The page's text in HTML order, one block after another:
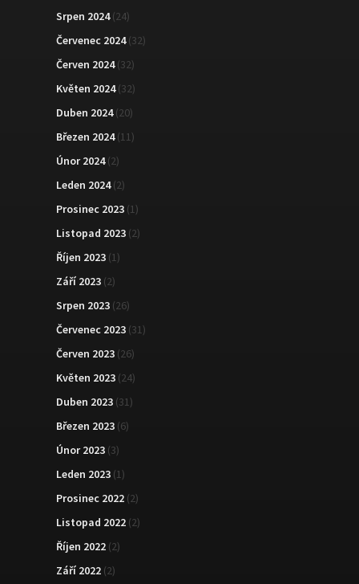
Srpen 2024(24)
Červenec 2024(32)
Červen 2024(32)
Květen 2024(32)
Duben 2024(20)
Březen 2024(11)
Únor 2024(2)
Leden 2024(2)
Prosinec 2023 (1)
Listopad 2023 (2)
Říjen 2023 (1)
Září 2023 (2)
Srpen 2023 (26)
Červenec 2023 (31)
Červen 2023 (26)
Květen 2023 (24)
Duben 2023 (31)
Březen 2023 (6)
Únor 2023 (3)
Leden 2023 (1)
Prosinec 2022 (2)
Listopad 2022 (2)
Říjen 2022 (2)
Září 2022 (2)